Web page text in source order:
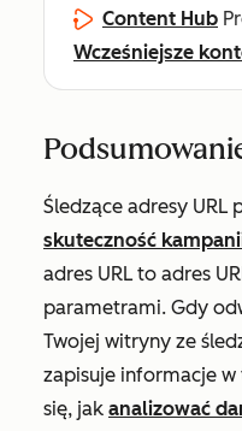
Content Hub
Wcześniejsze
Śledzące adresy URL
skuteczność
adres URL to adres
parametrami. Gdy
Twojej witryny ze
zapisuje informacje
się, jak analizować